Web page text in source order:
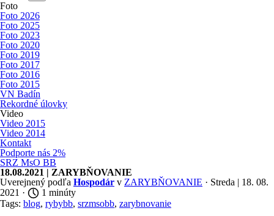
Foto
Foto 2026
Foto 2025
Foto 2023
Foto 2020
Foto 2019
Foto 2017
Foto 2016
Foto 2015
VN Badín
Rekordné úlovky
Video
Video 2015
Video 2014
Kontakt
Podporte nás 2%
SRZ MsO BB
18.08.2021 | ZARYBŇOVANIE
Uverejnený podľa Hospodár v ZARYBŇOVANIE · Streda | 18. 08.
2021 ·
1 minúty
Tags: blog, rybybb, srzmsobb, zarybnovanie